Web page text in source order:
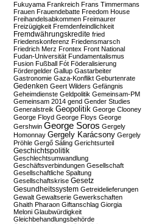
Fukuyama Frankreich Frans Timmermans
Frauen Frauendebatte Freedom House
Freihandelsabkommen Freimaurer
Freizügigkeit Fremdenfeindlichkeit
Fremdwährungskredite fried
Friedenskonferenz Friedensmarsch
Friedrich Merz Frontex Front National
Fudan-Universität Fundamentalismus
Fusion Fußball Fót Föderalisierung
Fördergelder Gallup Gastarbeiter
Gastronomie Gaza-Konflikt Geburtenrate
Gedenken Geert Wilders Gefängnis
Geheimdienste Geldpolitik Gemeinsam-PM
Gemeinsam 2014 gend Gender Studies
Generalstreik Geopolitik George Clooney
George Floyd George Floys George
Gershwin George Soros Gergely
Homonnay Gergely Karácsony Gergely
Pröhle Gergő Sáling Gerichtsurteil
Geschichtspolitik
Geschlechtsumwandlung
Geschäftsverbindungen Gesellschaft
Gesellschaftliche Spaltung
Gesellschaftskrise Gesetz
Gesundheitssystem Getreidelieferungen
Gewalt Gewaltserie Gewerkschaften
Ghaith Pharaon Giftanschlag Giorgia
Meloni Glaubwürdigkeit
Gleichbehandlungsbehörde